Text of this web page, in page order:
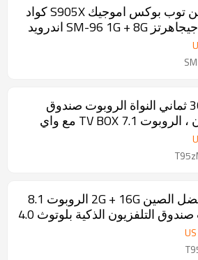
صن شاين توب بوكس ​​اموجيك S905X كواد
كور 2.0 جيجاهرتز SM-96 1G + 8G اندرويد
بلوتوث اختياري
3G + 32G ثماني النواة الروبوت صندوق
التلفزيون ، الروبوت 7.1 TV BOX مع واي
والبلوتوث
2018 أفضل الصين 2G + 16G الروبوت 8.1
التلفزيون الذكية بلوتوث 4.0